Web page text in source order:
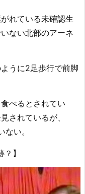
れている未確認生
ない北部のアーネ
うに2足歩行で前脚
べるとされてい
されているが、
い。
】